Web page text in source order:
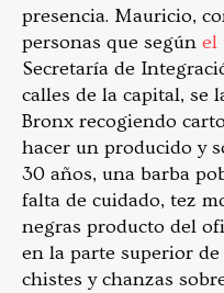
presencia. Mauricio,
personas que según el
Secretaría de
calles de la capital, se
Bronx recogiendo
hacer un producido y
30 años, una barba
falta de cuidado, tez
negras producto del
en la parte superior
chistes y chanzas